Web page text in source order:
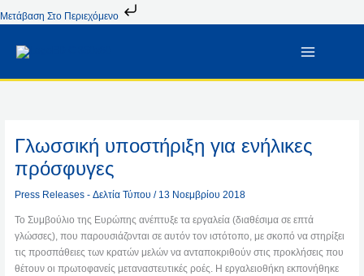
Μετάβαση Στο Περιεχόμενο
Στο
Γλωσσική υποστήριξη για ενήλικες
πρόσφυγες
Press Releases - Δελτία Τύπου / 13 Νοεμβρίου 2018
Το Συμβούλιο της Ευρώπης ανέπτυξε τα εργαλεία (διαθέσιμα σε επτά
γλώσσες), που παρουσιάζονται σε αυτόν τον ιστότοπο, με σκοπό να στηρίξει
τις προσπάθειες των κρατών μελών να ανταποκριθούν στις προκλήσεις που
θέτουν οι πρωτοφανείς μεταναστευτικές ροές. Η εργαλειοθήκη εκπονήθηκε